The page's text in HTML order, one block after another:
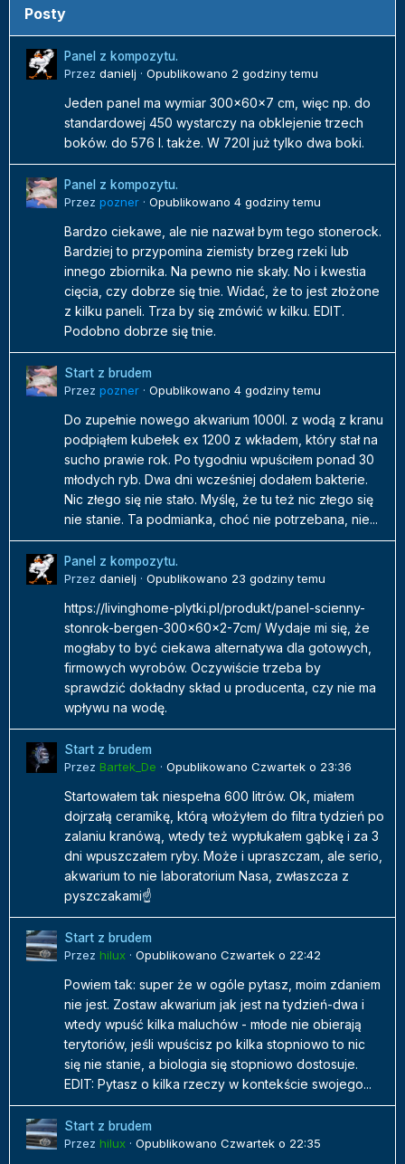
Posty
Panel z kompozytu.
Przez danielj · Opublikowano 2 godziny temu
Jeden panel ma wymiar 300x60x7 cm, więc np. do
standardowej 450 wystarczy na obklejenie trzech
boków. do 576 l. także. W 720l już tylko dwa boki.
Panel z kompozytu.
Przez pozner · Opublikowano 4 godziny temu
Bardzo ciekawe, ale nie nazwał bym tego stonerock.
Bardziej to przypomina ziemisty brzeg rzeki lub
innego zbiornika. Na pewno nie skały. No i kwestia
cięcia, czy dobrze się tnie. Widać, że to jest złożone
z kilku paneli. Trza by się zmówić w kilku. EDIT.
Podobno dobrze się tnie.
Start z brudem
Przez pozner · Opublikowano 4 godziny temu
Do zupełnie nowego akwarium 1000l. z wodą z kranu
podpiąłem kubełek ex 1200 z wkładem, który stał na
sucho prawie rok. Po tygodniu wpuściłem ponad 30
młodych ryb. Dwa dni wcześniej dodałem bakterie.
Nic złego się nie stało. Myślę, że tu też nic złego się
nie stanie. Ta podmianka, choć nie potrzebana, nie...
Panel z kompozytu.
Przez danielj · Opublikowano 23 godziny temu
https://livinghome-plytki.pl/produkt/panel-scienny-
stonrok-bergen-300x60x2-7cm/ Wydaje mi się, że
mogłaby to być ciekawa alternatywa dla gotowych,
firmowych wyrobów. Oczywiście trzeba by
sprawdzić dokładny skład u producenta, czy nie ma
wpływu na wodę.
Start z brudem
Przez Bartek_De · Opublikowano Czwartek o 23:36
Startowałem tak niespełna 600 litrów. Ok, miałem
dojrzałą ceramikę, którą włożyłem do filtra tydzień po
zalaniu kranówą, wtedy też wypłukałem gąbkę i za 3
dni wpuszczałem ryby. Może i upraszczam, ale serio,
akwarium to nie laboratorium Nasa, zwłaszcza z
pyszczakami☝️
Start z brudem
Przez hilux · Opublikowano Czwartek o 22:42
Powiem tak: super że w ogóle pytasz, moim zdaniem
nie jest. Zostaw akwarium jak jest na tydzień-dwa i
wtedy wpuść kilka maluchów - młode nie obierają
terytoriów, jeśli wpuścisz po kilka stopniowo to nic
się nie stanie, a biologia się stopniowo dostosuje.
EDIT: Pytasz o kilka rzeczy w kontekście swojego...
Start z brudem
Przez hilux · Opublikowano Czwartek o 22:35